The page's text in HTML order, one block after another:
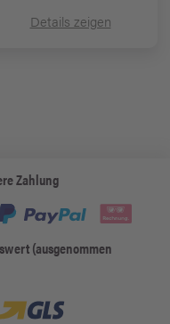
Details zeigen
Zahlung
(ausgenommen